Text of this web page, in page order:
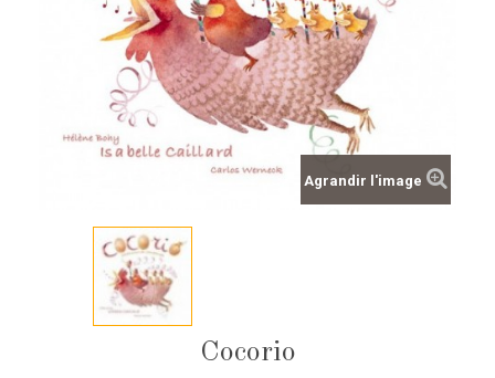
Agrandir l'image
Cocorio